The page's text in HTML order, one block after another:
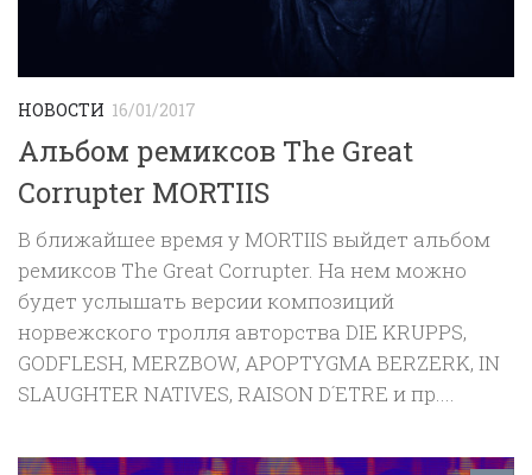
НОВОСТИ 16/01/2017
Альбом ремиксов The Great
Corrupter MORTIIS
В ближайшее время у MORTIIS выйдет альбом
ремиксов The Great Corrupter. На нем можно
будет услышать версии композиций
норвежского тролля авторства DIE KRUPPS,
GODFLESH, MERZBOW, APOPTYGMA BERZERK, IN
SLAUGHTER NATIVES, RAISON D´ETRE и пр....